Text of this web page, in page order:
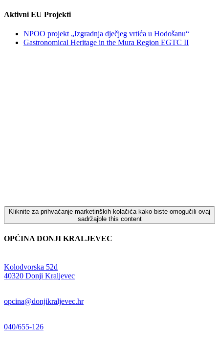
Aktivni EU Projekti
NPOO projekt „Izgradnja dječjeg vrtića u Hodošanu“
Gastronomical Heritage in the Mura Region EGTC II
Kliknite za prihvaćanje marketinških kolačića kako biste omogučili ovaj
sadržajble this content
OPĆINA DONJI KRALJEVEC
Kolodvorska 52d
40320 Donji Kraljevec
opcina@donjikraljevec.hr
040/655-126